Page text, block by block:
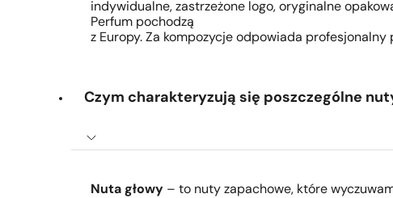
indywidualne, zastrzeżone logo, oryginalne
Perfum pochodzą
z Europy. Za kompozycje odpowiada
Czym charakteryzują się poszczególne
Nuta głowy – to nuty zapachowe, które